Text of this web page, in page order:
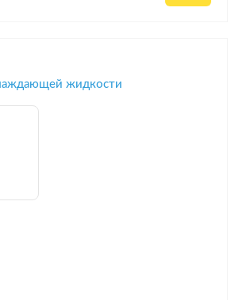
жидкости